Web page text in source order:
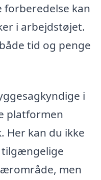
kan
i arbejdstøjet.
tid og penge
i
platformen
Her kan du ikke
tilgængelige
men